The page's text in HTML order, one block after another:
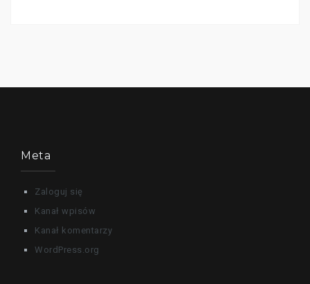
Meta
Zaloguj się
Kanał wpisów
Kanał komentarzy
WordPress.org